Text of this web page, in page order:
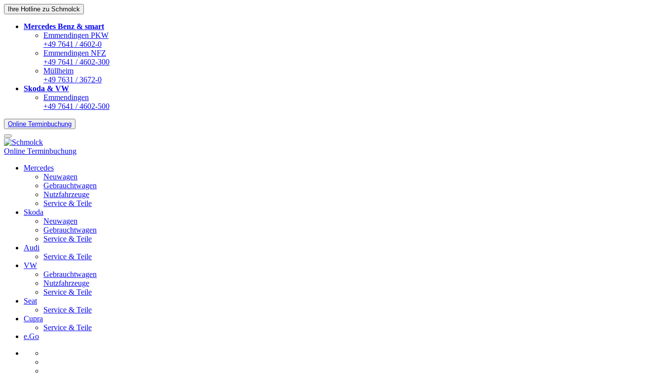
Ihre Hotline zu Schmolck
Mercedes Benz & smart
Emmendingen PKW
+49 7641 / 4602-0
Emmendingen NFZ
+49 7641 / 4602-300
Müllheim
+49 7631 / 3672-0
Skoda & VW
Emmendingen
+49 7641 / 4602-500
Online Terminbuchung
Online Terminbuchung
Mercedes
Neuwagen
Gebrauchtwagen
Nutzfahrzeuge
Service & Teile
Skoda
Neuwagen
Gebrauchtwagen
Service & Teile
Audi
Service & Teile
VW
Gebrauchtwagen
Nutzfahrzeuge
Service & Teile
Seat
Service & Teile
Cupra
Service & Teile
e.Go